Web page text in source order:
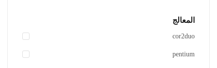
المعالج
cor2duo
pentium